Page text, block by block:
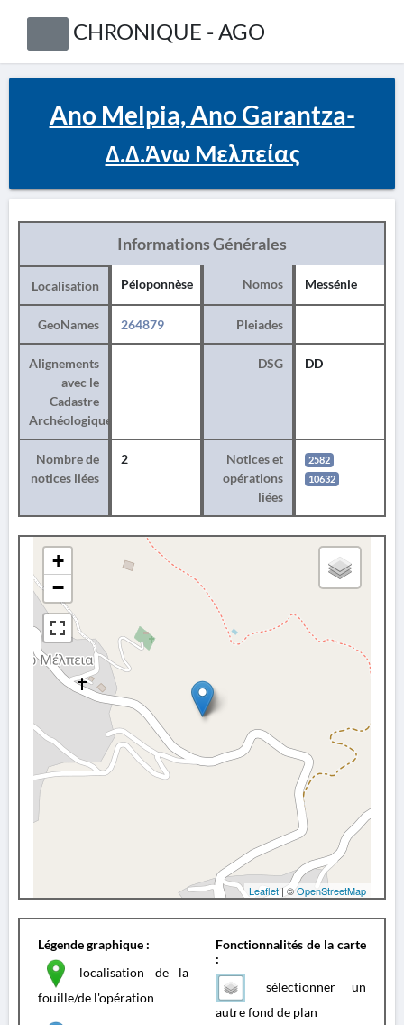
CHRONIQUE - AGO
Ano Melpia, Ano Garantza-
Δ.Δ.Άνω Μελπείας
Informations Générales
Localisation Péloponnèse Nomos Messénie
GeoNames 264879 Pleiades
Alignements
avec le
Cadastre
Archéologique
DSG DD
Nombre de
notices liées
2
Notices et
opérations
liées
2582
10632
+
−
Leaflet | ©OpenStreetMap
Légende graphique :
localisation de la
fouille/de l'opération
Fonctionnalités de la carte
:
sélectionner un
autre fond de plan